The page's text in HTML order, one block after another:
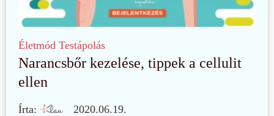
Életmód Testápolás
Narancsbőr kezelése, tippek a cellulit
ellen
Írta: 2020.06.19.